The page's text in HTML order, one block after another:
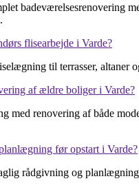
badeværelsesrenovering
flisearbejde i Varde?
til terrasser, altaner
af ældre boliger i Varde?
med renovering af både
før opstart i Varde?
rådgivning og planlægning